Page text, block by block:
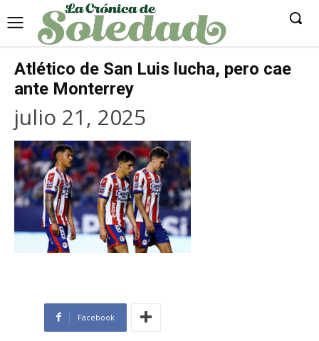
Atlético de San Luis lucha, pero cae
ante Monterrey
julio 21, 2025
Facebook